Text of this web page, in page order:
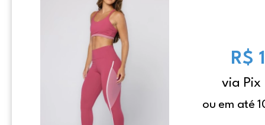
R$
via Pix
ou em até